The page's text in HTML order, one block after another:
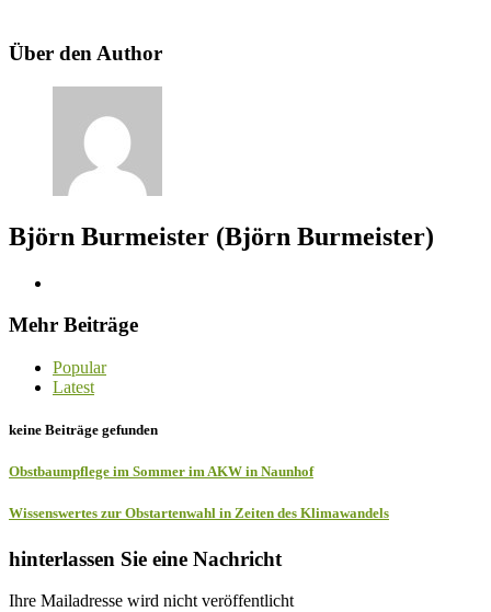
Über den Author
Björn Burmeister (Björn Burmeister)
Mehr Beiträge
Popular
Latest
keine Beiträge gefunden
Obstbaumpflege im Sommer im AKW in Naunhof
Wissenswertes zur Obstartenwahl in Zeiten des Klimawandels
hinterlassen Sie eine Nachricht
Ihre Mailadresse wird nicht veröffentlicht